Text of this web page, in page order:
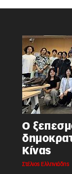
Ο
Κίνας
Στέλιος Ελληνιάδης